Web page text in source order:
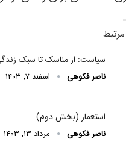
سیاست: از مناسک تا سبک زندگی
ناصر فکوهی اسفند ۷, ۱۴۰۳
استعمار (بخش دوم)
ناصر فکوهی مرداد ۱۳, ۱۴۰۳